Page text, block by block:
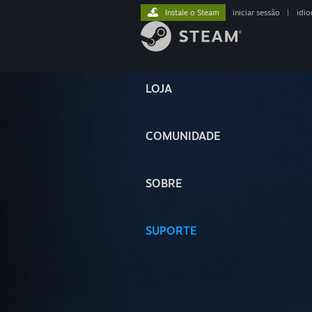
LOJA
COMUNIDADE
SOBRE
SUPORTE
Instale o Steam iniciar sessão